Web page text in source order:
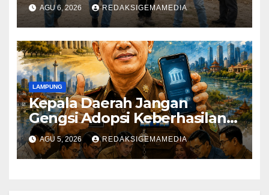
AGU 6, 2026 REDAKSIGEMAMEDIA
LAMPUNG
Kepala Daerah Jangan
Gengsi Adopsi Keberhasilan
Daerah Lain
AGU 5, 2026 REDAKSIGEMAMEDIA